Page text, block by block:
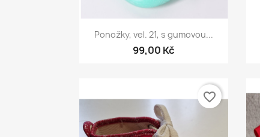
Rychlý náhled
Ponožky, vel. 21, s gumovou...
99,00 Kč
favorite_border